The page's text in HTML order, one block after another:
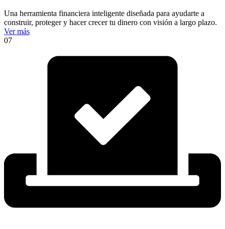
Una herramienta financiera inteligente diseñada para ayudarte a
construir, proteger y hacer crecer tu dinero con visión a largo plazo.
Ver más
07